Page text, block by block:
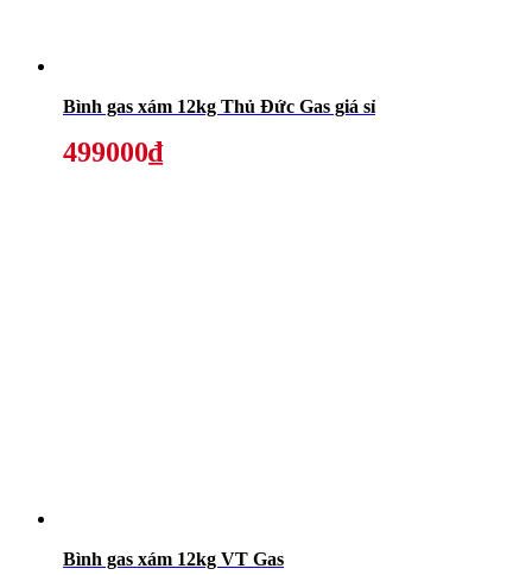
Bình gas xám 12kg Thủ Đức Gas giá sỉ
499000₫
Bình gas xám 12kg VT Gas